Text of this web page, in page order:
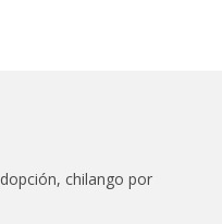
chilango por